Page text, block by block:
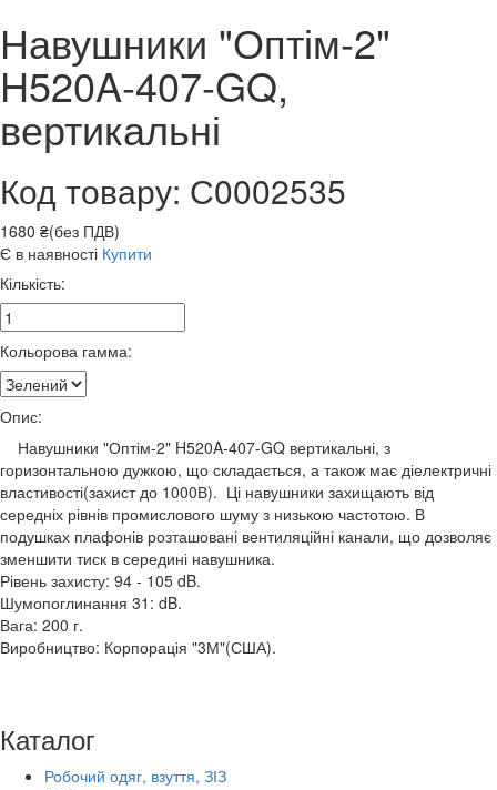
Навушники "Оптім-2"
H520A-407-GQ,
вертикальні
Код товару: С0002535
1680 ₴(без ПДВ)
Є в наявності Купити
Кількість:
Кольорова гамма:
Опис:
Навушники "Оптім-2" H520A-407-GQ вертикальні, з
горизонтальною дужкою, що складається, а також має діелектричні
властивості(захист до 1000В). Ці навушники захищають від
середніх рівнів промислового шуму з низькою частотою. В
подушках плафонів розташовані вентиляційні канали, що дозволяє
зменшити тиск в середині навушника.
Рівень захисту: 94 - 105 dB.
Шумопоглинання 31: dB.
Вага: 200 г.
Виробництво: Корпорація "3М"(США).
Каталог
Робочий одяг, взуття, ЗІЗ